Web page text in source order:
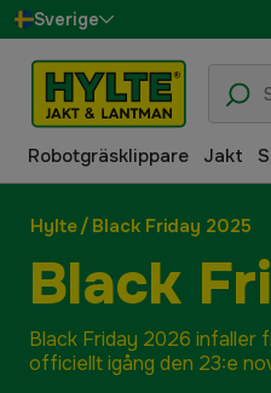
Sverige
Danmark
Suomi
Norge
Deutschland
Robotgräsklippare Jakt
Hylte/ Black Friday 2025
Black
Black Friday 2026 infaller
officiellt igång den 23:e